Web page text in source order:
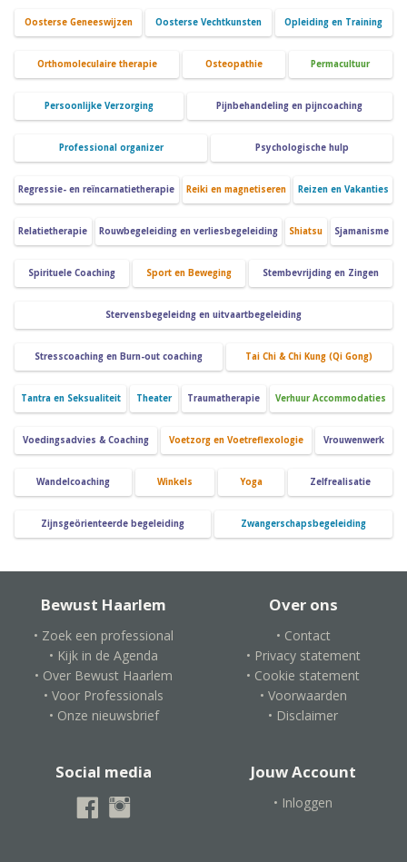
Oosterse Geneeswijzen Oosterse Vechtkunsten Opleiding en Training
Orthomoleculaire therapie Osteopathie Permacultuur
Persoonlijke Verzorging Pijnbehandeling en pijncoaching
Professional organizer Psychologische hulp
Regressie- en reïncarnatietherapie Reiki en magnetiseren Reizen en Vakanties
Relatietherapie Rouwbegeleiding en verliesbegeleiding Shiatsu Sjamanisme
Spirituele Coaching Sport en Beweging Stembevrijding en Zingen
Stervensbegeleidng en uitvaartbegeleiding
Stresscoaching en Burn-out coaching Tai Chi & Chi Kung (Qi Gong)
Tantra en Seksualiteit Theater Traumatherapie Verhuur Accommodaties
Voedingsadvies & Coaching Voetzorg en Voetreflexologie Vrouwenwerk
Wandelcoaching Winkels Yoga Zelfrealisatie
Zijnsgeörienteerde begeleiding Zwangerschapsbegeleiding
Bewust Haarlem
• Zoek een professional
• Kijk in de Agenda
• Over Bewust Haarlem
• Voor Professionals
• Onze nieuwsbrief
Over ons
• Contact
• Privacy statement
• Cookie statement
• Voorwaarden
• Disclaimer
Social media Jouw Account
• Inloggen